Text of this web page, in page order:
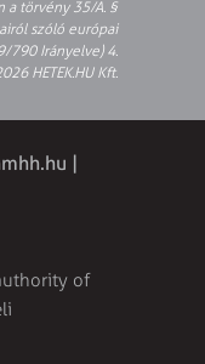
a törvény 35/A. §
szóló európai
790 Irányelve) 4.
HETEK.HU Kft.
|
of